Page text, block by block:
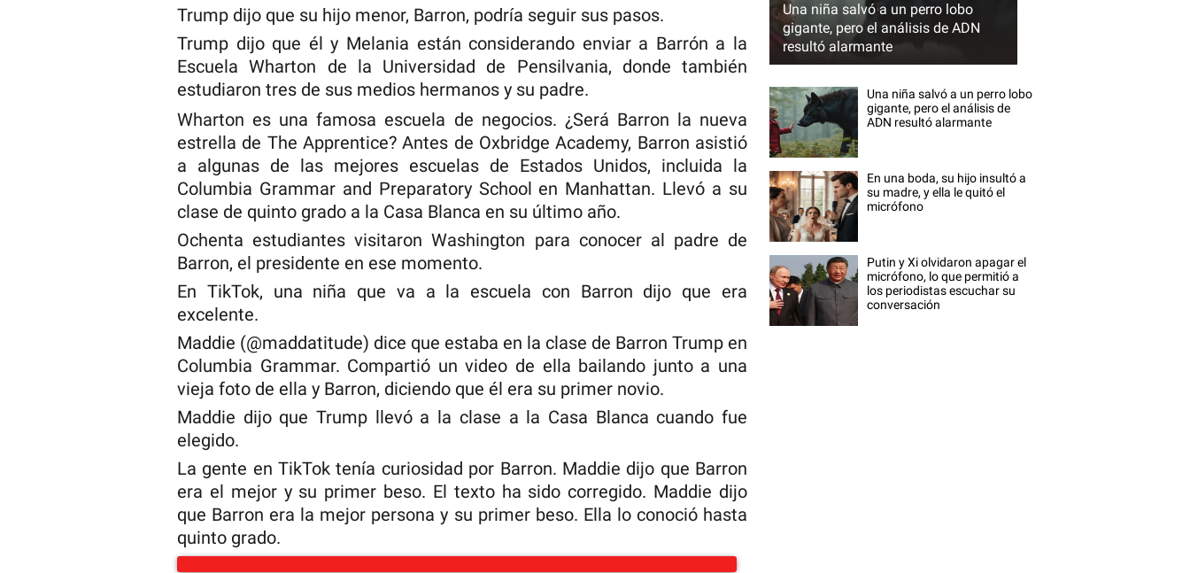
Trump dijo que su hijo menor, Barron, podría seguir sus pasos.
Trump dijo que él y Melania están considerando enviar a Barrón a la
Escuela Wharton de la Universidad de Pensilvania, donde también
estudiaron tres de sus medios hermanos y su padre.
Wharton es una famosa escuela de negocios. ¿Será Barron la nueva
estrella de The Apprentice? Antes de Oxbridge Academy, Barron asistió
a algunas de las mejores escuelas de Estados Unidos, incluida la
Columbia Grammar and Preparatory School en Manhattan. Llevó a su
clase de quinto grado a la Casa Blanca en su último año.
Ochenta estudiantes visitaron Washington para conocer al padre de
Barron, el presidente en ese momento.
En TikTok, una niña que va a la escuela con Barron dijo que era
excelente.
Maddie (@maddatitude) dice que estaba en la clase de Barron Trump en
Columbia Grammar. Compartió un video de ella bailando junto a una
vieja foto de ella y Barron, diciendo que él era su primer novio.
Maddie dijo que Trump llevó a la clase a la Casa Blanca cuando fue
elegido.
La gente en TikTok tenía curiosidad por Barron. Maddie dijo que Barron
era el mejor y su primer beso. El texto ha sido corregido. Maddie dijo
que Barron era la mejor persona y su primer beso. Ella lo conoció hasta
quinto grado.
Una niña salvó a un perro lobo
gigante, pero el análisis de ADN
resultó alarmante
Una niña salvó a un perro lobo
gigante, pero el análisis de
ADN resultó alarmante
En una boda, su hijo insultó a
su madre, y ella le quitó el
micrófono
Putin y Xi olvidaron apagar el
micrófono, lo que permitió a
los periodistas escuchar su
conversación